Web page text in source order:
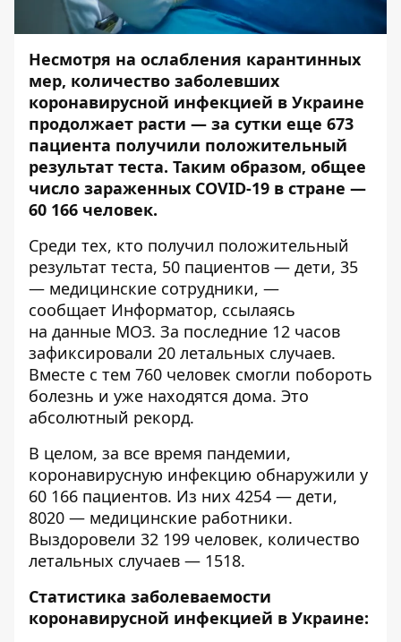
Несмотря на ослабления карантинных
мер, количество заболевших
коронавирусной инфекцией в Украине
продолжает расти — за сутки еще 673
пациента получили положительный
результат теста. Таким образом, общее
число зараженных COVID-19 в стране —
60 166 человек.
Среди тех, кто получил положительный
результат теста, 50 пациентов — дети, 35
— медицинские сотрудники, —
сообщает Информатор, ссылаясь
на данные МОЗ. За последние 12 часов
зафиксировали 20 летальных случаев.
Вместе с тем 760 человек смогли побороть
болезнь и уже находятся дома. Это
абсолютный рекорд.
В целом, за все время пандемии,
коронавирусную инфекцию обнаружили у
60 166 пациентов. Из них 4254 — дети,
8020 — медицинские работники.
Выздоровели 32 199 человек, количество
летальных случаев — 1518.
Статистика заболеваемости
коронавирусной инфекцией в Украине: